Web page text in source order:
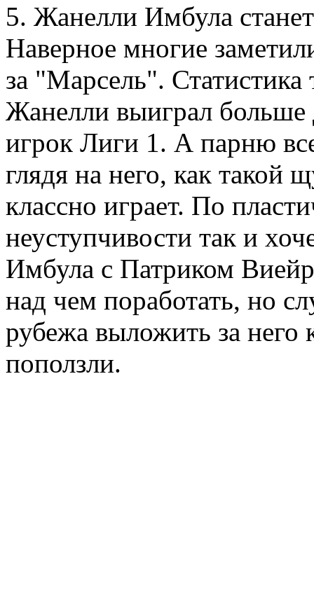
5. Жанелли Имбула
Наверное многие
за "Марсель".
Жанелли выиграл
игрок Лиги 1. А парню
глядя на него, как такой
классно играет. По
неуступчивости так и
Имбула с Патриком
над чем поработать, но
рубежа выложить за
поползли.